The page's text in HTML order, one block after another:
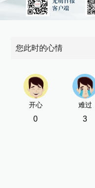
您此时的心情
开心
0
难过
3